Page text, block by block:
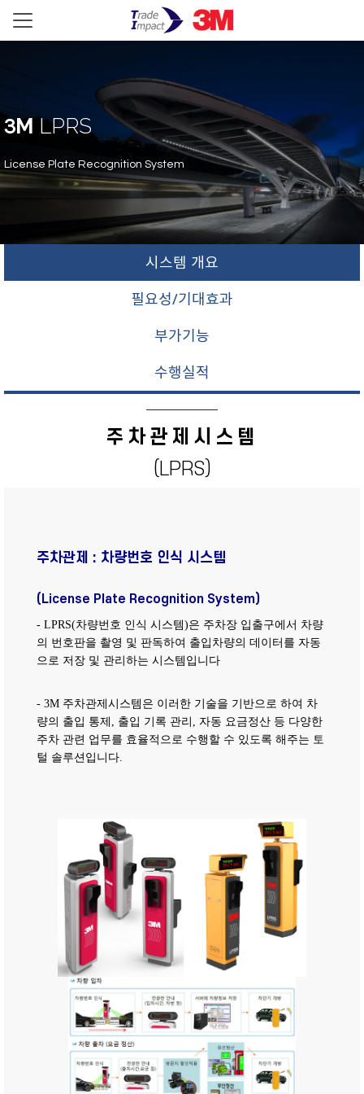
3MLPRS
License Plate Recognition System
시스템 개요
필요성/기대효과
부가기능
수행실적
주차관제시스템
(LPRS)
주차관제 : 차량번호 인식 시스템
(License Plate Recognition System)
- LPRS(차량번호 인식 시스템)은 주차장 입출구에서 차량
의 번호판을 촬영 및 판독하여 출입차량의 데이터를 자동
으로 저장 및 관리하는 시스템입니다
- 3M 주차관제시스템은 이러한 기술을 기반으로 하여 차
량의 출입 통제, 출입 기록 관리, 자동 요금정산 등 다양한
주차 관련 업무를 효율적으로 수행할 수 있도록 해주는 토
털 솔루션입니다.